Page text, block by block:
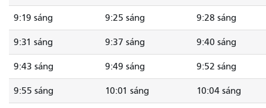
9:19 sáng 9:25 sáng 9:28 sáng
9:31 sáng 9:37 sáng 9:40 sáng
9:43 sáng 9:49 sáng 9:52 sáng
9:55 sáng 10:01 sáng 10:04 sáng